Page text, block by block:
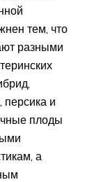
тем, что
разными
персика и
плоды
а